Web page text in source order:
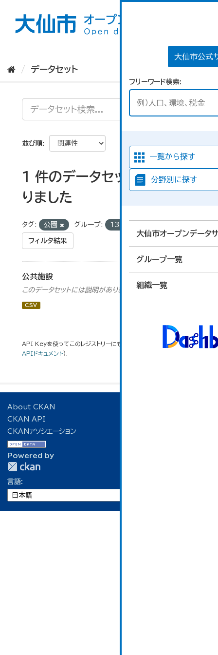
大仙市公式
フリーワード検索
一覧から探す
分野別に探す
大仙市オープンデータ
グループ一覧
組織一覧
データセット
並び順
1 件のデータセットが見つか
りました
タグ: 公園 グループ: 13_行財政
フィルタ結果
公共施設
このデータセットには説明がありません
CSV
API Keyを使ってこのレジストリーにもアクセス可能ですAPI(see
APIドキュメント).
About CKAN
CKAN API
CKANアソシエーション
Powered by
言語